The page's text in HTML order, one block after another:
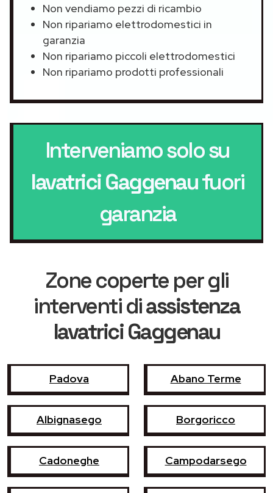
Non vendiamo pezzi di ricambio
Non ripariamo elettrodomestici in
garanzia
Non ripariamo piccoli elettrodomestici
Non ripariamo prodotti professionali
Interveniamo solo su
lavatrici Gaggenaufuori
garanzia
Zone coperte per gli
interventi diassistenza
lavatrici Gaggenau
Padova Abano Terme
Albignasego Borgoricco
Cadoneghe Campodarsego